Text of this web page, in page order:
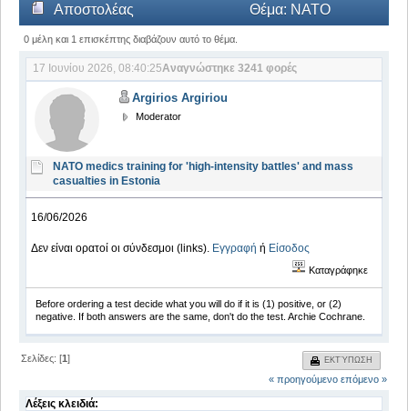
Αποστολέας
Θέμα: NATO
medics training for 'high-intensity battles' and mass
casualties in Estonia (Αναγνώστηκε 3241 φορές)
0 μέλη και 1 επισκέπτης διαβάζουν αυτό το θέμα.
17 Ιουνίου 2026, 08:40:25Αναγνώστηκε 3241 φορές
Argirios Argiriou
Moderator
NATO medics training for 'high-intensity battles' and mass
casualties in Estonia
16/06/2026
Δεν είναι ορατοί οι σύνδεσμοι (links). Εγγραφή ή Είσοδος
Καταγράφηκε
Before ordering a test decide what you will do if it is (1) positive, or (2)
negative. If both answers are the same, don't do the test. Archie Cochrane.
ΕΚΤΎΠΩΣΗ
Σελίδες: [1]
« προηγούμενο επόμενο »
Λέξεις κλειδιά: